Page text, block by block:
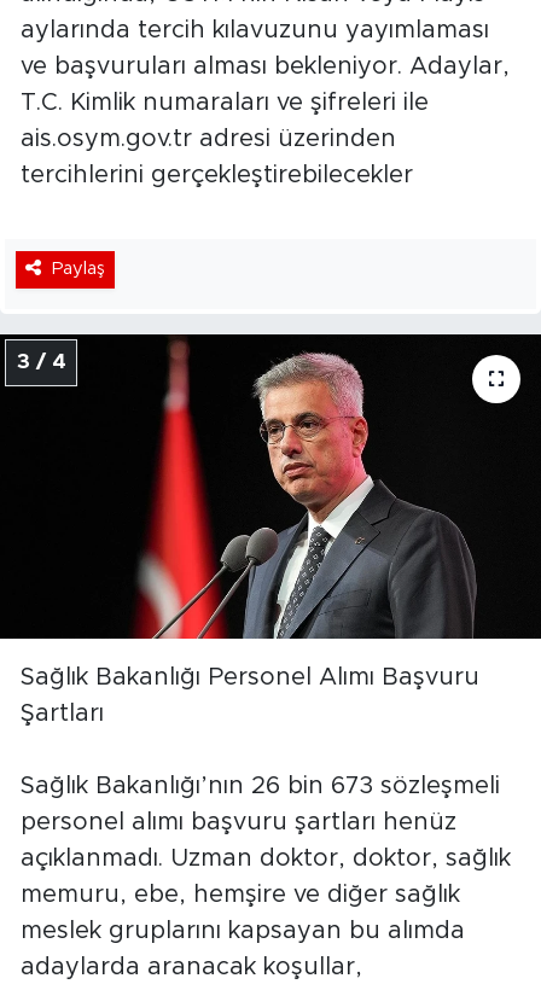
aylarında tercih kılavuzunu yayımlaması
ve başvuruları alması bekleniyor. Adaylar,
T.C. Kimlik numaraları ve şifreleri ile
ais.osym.gov.tr adresi üzerinden
tercihlerini gerçekleştirebilecekler
Paylaş
3 / 4
Sağlık Bakanlığı Personel Alımı Başvuru
Şartları
Sağlık Bakanlığı’nın 26 bin 673 sözleşmeli
personel alımı başvuru şartları henüz
açıklanmadı. Uzman doktor, doktor, sağlık
memuru, ebe, hemşire ve diğer sağlık
meslek gruplarını kapsayan bu alımda
adaylarda aranacak koşullar,